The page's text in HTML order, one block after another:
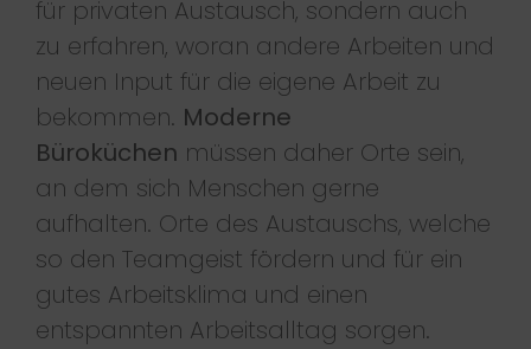
für privaten Austausch, sondern auch
zu erfahren, woran andere Arbeiten und
neuen Input für die eigene Arbeit zu
bekommen. Moderne
Büroküchen müssen daher Orte sein,
an dem sich Menschen gerne
aufhalten. Orte des Austauschs, welche
so den Teamgeist fördern und für ein
gutes Arbeitsklima und einen
entspannten Arbeitsalltag sorgen.